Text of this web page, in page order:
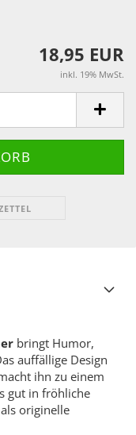
18,95 EUR
inkl. 19% MwSt.
bringt Humor,
auffällige Design
ihn zu einem
gut in fröhliche
originelle